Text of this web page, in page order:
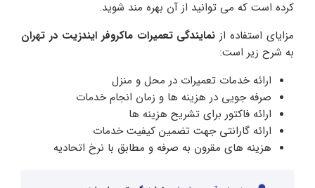
کرده است که می توانید از آن بهره مند شوید.
مزایای استفاده ازنمایندگی تعمیرات ماکروفر ایندزیت در تهران
به شرح زیر است:
ارائه خدمات تعمیرات در محل و منزل
صرفه جویی در هزینه ها و زمان انجام خدمات
ارائه فاکتور برای تشریح هزینه ها
ارائه گارانتی جهت تضمین کیفیت خدمات
هزینه های مقرون به صرفه و مطابق با نرخ اتحادیه